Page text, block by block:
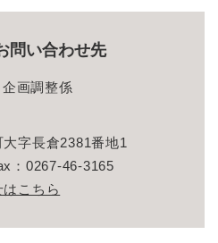
問い合わせ先
企画調整係
字長倉2381番地1
：0267-46-3165
こちら